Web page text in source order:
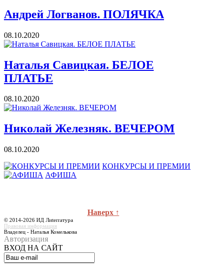
Андрей Логванов. ПОЛЯЧКА
08.10.2020
Наталья Савицкая. БЕЛОЕ
ПЛАТЬЕ
08.10.2020
Николай Железняк. ВЕЧЕРОМ
08.10.2020
КОНКУРСЫ И ПРЕМИИ
АФИША
Наверх ↑
© 2014-2026 ИД Лиterraтура
Правовая информация
Владелец - Наталья Комелькова
Авторизация
ВХОД НА САЙТ